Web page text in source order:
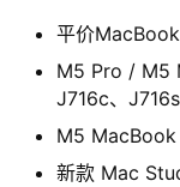
平价
M5 Pro / M5
J716c、J716s
M5 MacBook
新款 Mac